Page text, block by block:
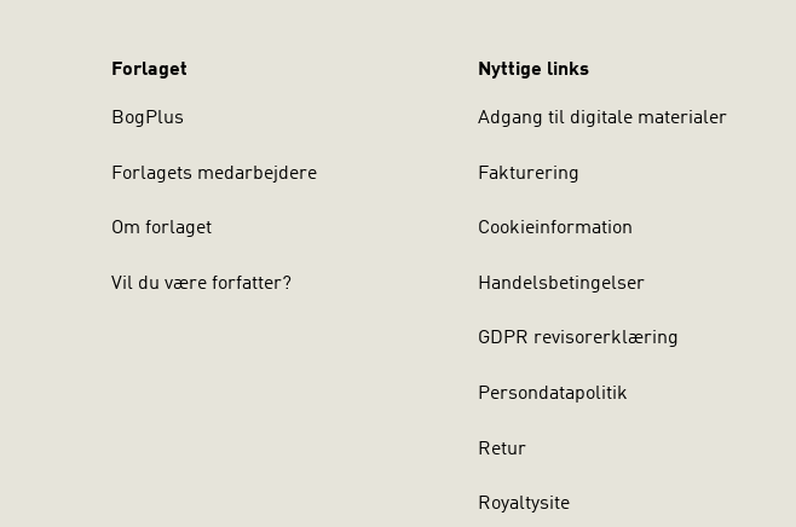
Forlaget
BogPlus
Forlagets medarbejdere
Om forlaget
Vil du være forfatter?
Nyttige links
Adgang til digitale materialer
Fakturering
Cookieinformation
Handelsbetingelser
GDPR revisorerklæring
Persondatapolitik
Retur
Royaltysite